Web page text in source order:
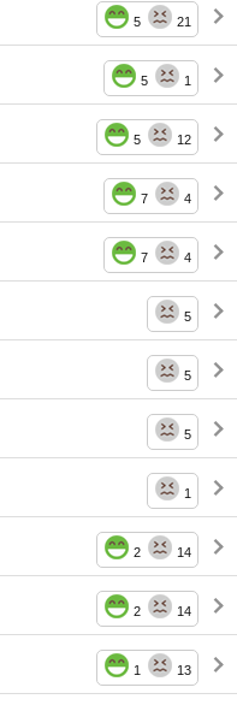
5 21
5 1
5 12
7 4
7 4
5
5
5
1
2 14
2 14
1 13